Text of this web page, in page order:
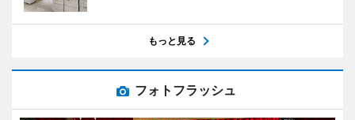
もっと見る
フォトフラッシュ